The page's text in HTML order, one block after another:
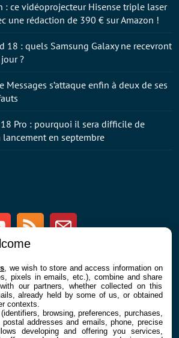
Youtube RSS Newsletter
À PROPOS
Contact
: ce vidéoprojecteur Hisense triple laser
une rédaction de 390 € sur Amazon !
18 : quels Samsung Galaxy ne recevront
?
Messages s’attaque enfin à deux de ses
Pro : pourquoi il sera difficile de
lancement en septembre
, we wish to store and access information on
pixels in emails, etc.), combine and share
our partners, whether collected on this
already held by some of us, or obtained
contexts.
browsing, preferences, purchases,
addresses and emails, phone, precise
developing and offering you services,